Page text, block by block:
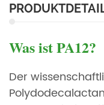
Was ist PA12?
Der